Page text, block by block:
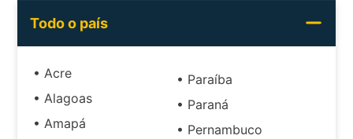
Todo o país
• Acre
• Alagoas
• Amapá
• Paraíba
• Paraná
• Pernambuco